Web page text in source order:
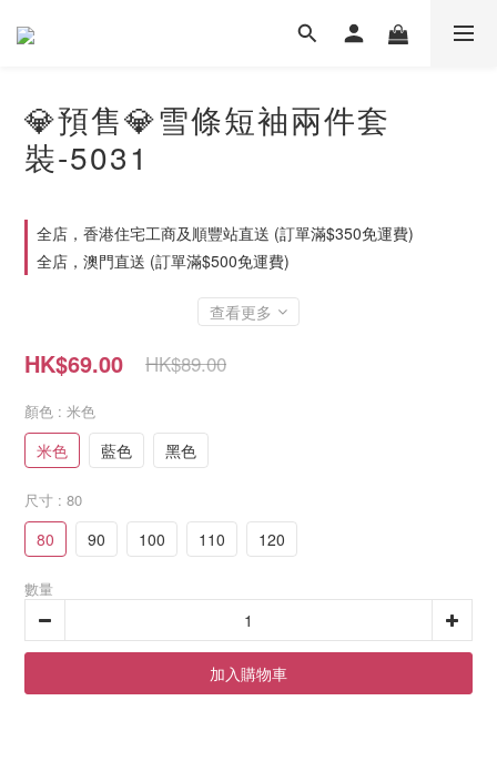
💎預售💎雪條短袖兩件套
裝-5031
全店，香港住宅工商及順豐站直送 (訂單滿$350免運費)
全店，澳門直送 (訂單滿$500免運費)
查看更多
HK$69.00 HK$89.00
顏色 : 米色
米色 藍色 黑色
尺寸 : 80
80 90 100 110 120
數量
加入購物車